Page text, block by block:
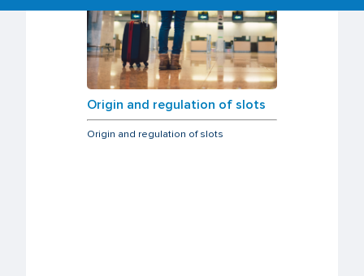
Origin and regulation of slots
Origin and regulation of slots